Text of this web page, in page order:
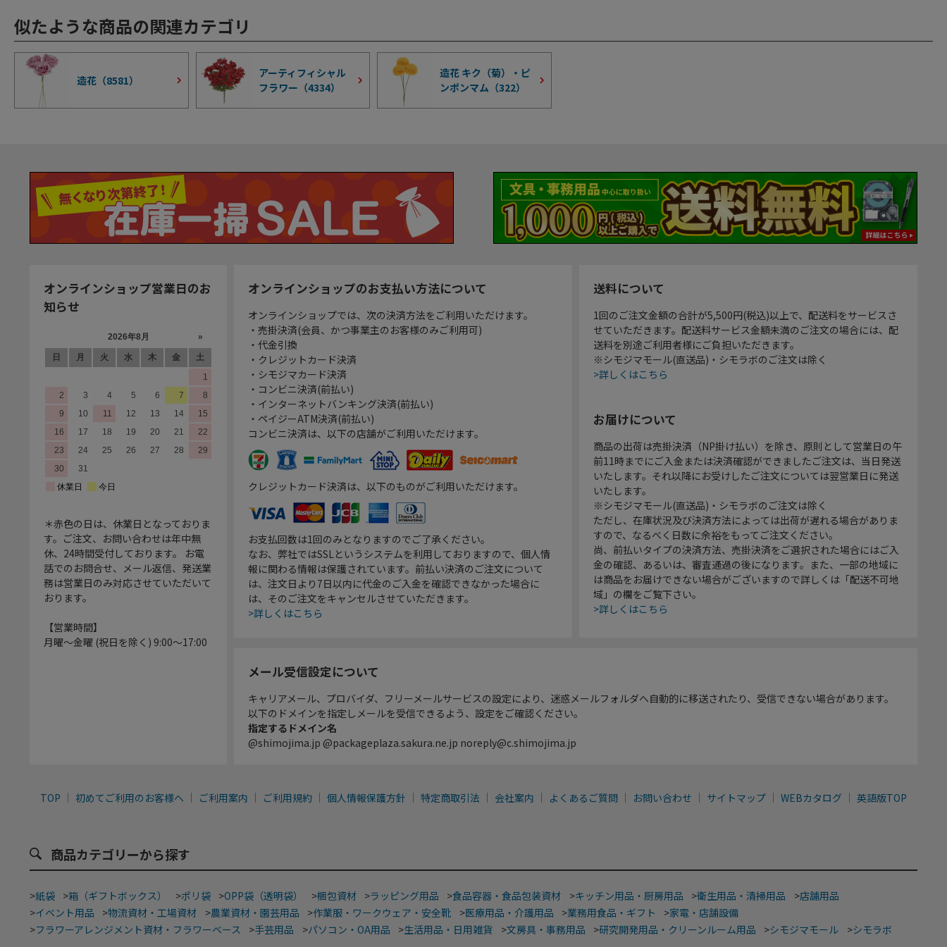
似たような商品の関連カテゴリ
造花（8581）
アーティフィシャル
フラワー（4334）
造花 キク（菊）・ピ
ンポンマム（322）
オンラインショップ営業日のお
知らせ
＊赤色の日は、休業日となっておりま
す。ご注文、お問い合わせは年中無
休、24時間受付しております。 お電
話でのお問合せ、メール返信、発送業
務は営業日のみ対応させていただいて
おります。
【営業時間】
月曜～金曜 (祝日を除く) 9:00～17:00
オンラインショップのお支払い方法について
オンラインショップでは、次の決済方法をご利用いただけます。
・売掛決済(会員、かつ事業主のお客様のみご利用可)
・代金引換
・クレジットカード決済
・シモジマカード決済
・コンビニ決済(前払い)
・インターネットバンキング決済(前払い)
・ペイジーATM決済(前払い)
コンビニ決済は、以下の店舗がご利用いただけます。
クレジットカード決済は、以下のものがご利用いただけます。
お支払回数は1回のみとなりますのでご了承ください。
なお、弊社ではSSLというシステムを利用しておりますので、個人情
報に関わる情報は保護されています。前払い決済のご注文について
は、注文日より7日以内に代金のご入金を確認できなかった場合に
は、そのご注文をキャンセルさせていただきます。
>詳しくはこちら
送料について
1回のご注文金額の合計が5,500円(税込)以上で、配送料をサービスさ
せていただきます。配送料サービス金額未満のご注文の場合には、配
送料を別途ご利用者様にご負担いただきます。
※シモジマモール(直送品)・シモラボのご注文は除く
>詳しくはこちら
お届けについて
商品の出荷は売掛決済（NP掛け払い）を除き、原則として営業日の午
前11時までにご入金または決済確認ができましたご注文は、当日発送
いたします。それ以降にお受けしたご注文については翌営業日に発送
いたします。
※シモジマモール(直送品)・シモラボのご注文は除く
ただし、在庫状況及び決済方法によっては出荷が遅れる場合がありま
すので、なるべく日数に余裕をもってご注文ください。
尚、前払いタイプの決済方法、売掛決済をご選択された場合にはご入
金の確認、あるいは、審査通過の後になります。また、一部の地域に
は商品をお届けできない場合がございますので詳しくは「配送不可地
域」の欄をご覧下さい。
>詳しくはこちら
メール受信設定について
キャリアメール、プロバイダ、フリーメールサービスの設定により、迷惑メールフォルダへ自動的に移送されたり、受信できない場合があります。
以下のドメインを指定しメールを受信できるよう、設定をご確認ください。
指定するドメイン名
@shimojima.jp @packageplaza.sakura.ne.jp noreply@c.shimojima.jp
TOP 初めてご利用のお客様へ ご利用案内 ご利用規約 個人情報保護方針 特定商取引法 会社案内 よくあるご質問 お問い合わせ サイトマップ WEBカタログ 英語版TOP
商品カテゴリーから探す
>紙袋 >箱（ギフトボックス） >ポリ袋 >OPP袋（透明袋） >梱包資材 >ラッピング用品 >食品容器・食品包装資材 >キッチン用品・厨房用品 >衛生用品・清掃用品 >店舗用品
>イベント用品 >物流資材・工場資材 >農業資材・園芸用品 >作業服・ワークウェア・安全靴 >医療用品・介護用品 >業務用食品・ギフト >家電・店舗設備
>フラワーアレンジメント資材・フラワーベース >手芸用品 >パソコン・OA用品 >生活用品・日用雑貨 >文房具・事務用品 >研究開発用品・クリーンルーム用品 >シモジマモール >シモラボ